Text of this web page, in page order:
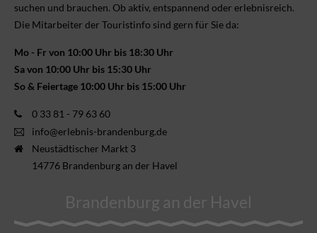
suchen und brauchen. Ob aktiv, ent­spannend oder erlebnis­reich.
Die Mitarbeiter der Touristinfo sind gern für Sie da:
Mo - Fr von 10:00 Uhr bis 18:30 Uhr
Sa von 10:00 Uhr bis 15:30 Uhr
So & Feiertage 10:00 Uhr bis 15:00 Uhr
0 33 81 - 79 63 60
info@erlebnis-brandenburg.de
Neustädtischer Markt 3
14776 Brandenburg an der Havel
Brandenburg an der Havel